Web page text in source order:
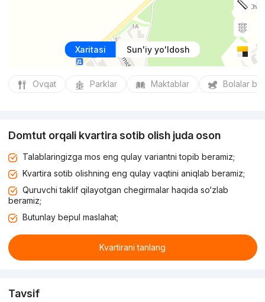
Xaritasi Sun'iy yo'ldosh
Ovqat Parklar Maktablar Bolalar
Domtut orqali kvartira sotib olish juda oson
Talablaringizga mos eng qulay variantni topib beramiz;
Kvartira sotib olishning eng qulay vaqtini aniqlab beramiz;
Quruvchi taklif qilayotgan chegirmalar haqida so‘zlab
beramiz;
Butunlay bepul maslahat;
Kvartirani tanlang
Tavsif